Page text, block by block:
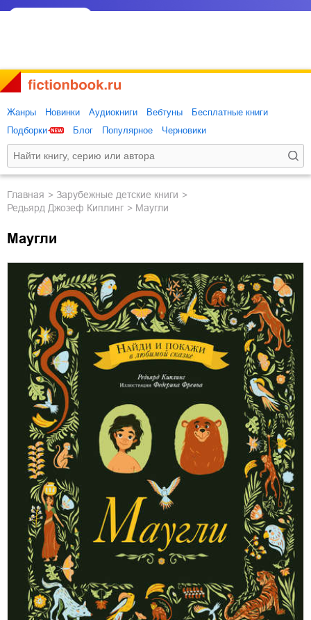
Жанры Новинки Аудиокниги Вебтуны
Бесплатные книги
Подборки
Блог Популярное Черновики
Главная
зарубежные детские книги
Редьярд Джозеф Киплинг
Маугли
Маугли